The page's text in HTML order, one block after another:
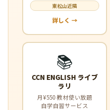
東松山近隣
詳しく →
📚
CCN ENGLISH ライブ
ラリ
月¥550 教材使い放題
自学自習サービス